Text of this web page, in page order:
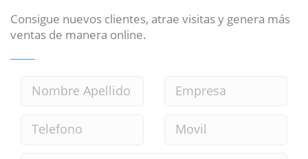
Consigue nuevos clientes, atrae visitas y genera más
ventas de manera online.